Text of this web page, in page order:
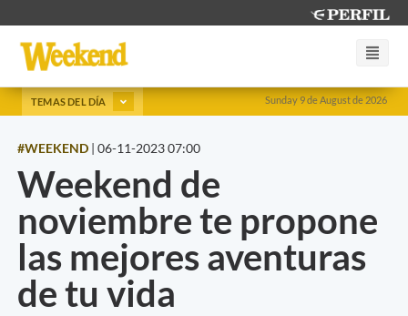
Sunday 9 de August de 2026
TEMAS DEL DÍA
#WEEKEND | 06-11-2023 07:00
Weekend de
noviembre te propone
las mejores aventuras
de tu vida